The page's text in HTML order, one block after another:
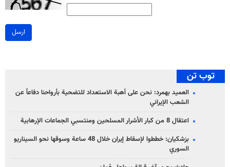
ارسل
توب تن
العميد بهمرد: نحن على أهبة الاستعداد للتضحية بأرواحنا دفاعاً عن
الشعب الإيراني
اعتقال 8 من كبار الأشرار المسلحين ومنتسبي الجماعات الإرهابية
بزشكيان: خططوا لإسقاط إيران خلال 48 ساعة وسوقها نحو السيناريو
السوري